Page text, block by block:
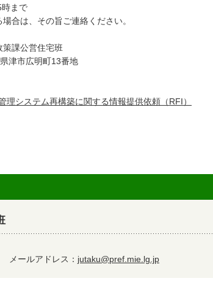
まで
合は、その旨ご連絡ください。
策課公営住宅班
津市広明町13番地
理システム再構築に関する情報提供依頼（RFI）
メールアドレス： jutaku@pref.mie.lg.jp